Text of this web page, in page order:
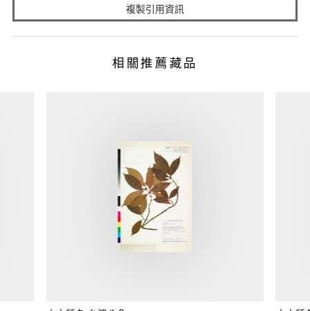
複製引用資訊
相關推薦藏品